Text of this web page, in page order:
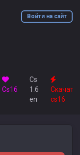
Войти на сайт
Сs16
Cs
1.6
en
Скачать
cs16